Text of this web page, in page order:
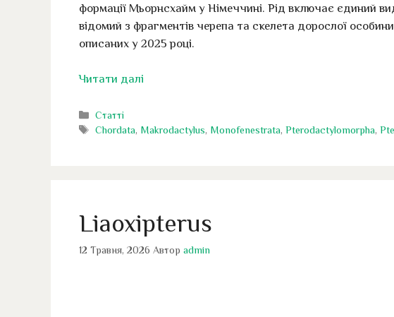
формації Мьорнсхайм у Німеччині. Рід включає єдиний
відомий з фрагментів черепа та скелета дорослої
описаних у 2025 році.
Читати далі
Категорії
Статті
Позначки
Chordata, Makrodactylus, Monofenestrata,Pterodactylomorpha,
Liaoxipterus
12 Травня, 2026 Автор admin